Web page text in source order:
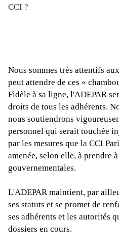
CCI ?
Nous sommes très attentifs
peut attendre de ces «
Fidèle à sa ligne, l'ADEPAR
droits de tous les adhérents.
nous soutiendrons
personnel qui serait touchée
par les mesures que la CCI
amenée, selon elle, à prendre
gouvernementales.
L'ADEPAR maintient, par
ses statuts et se promet de
ses adhérents et les autorités
dossiers en cours.